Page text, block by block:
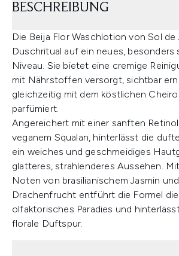
BESCHREIBUNG
Die Beija Flor Waschlotion von Sol
Duschritual auf ein neues, besonders
Niveau. Sie bietet eine cremige
mit Nährstoffen versorgt, sichtbar
gleichzeitig mit dem köstlichen
parfümiert.
Angereichert mit einer sanften
veganem Squalan, hinterlässt die
ein weiches und geschmeidiges
glatteres, strahlenderes Aussehen.
Noten von brasilianischem Jasmin
Drachenfrucht entführt die Formel
olfaktorisches Paradies und
florale Duftspur.